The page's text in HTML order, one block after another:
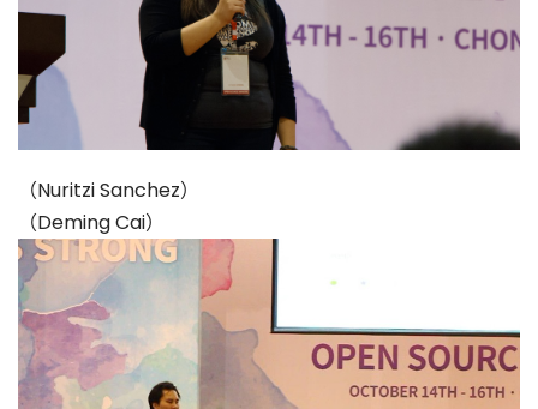
（Nuritzi Sanchez）
（Deming Cai）